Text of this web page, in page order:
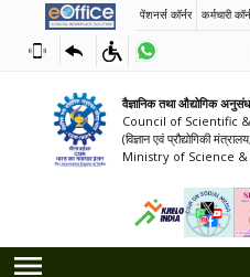
पेंशनर्स कॉर्नर कर्मचारी
वैज्ञानिक तथा औद्योगिक
Council of Scientific
(विज्ञान एवं प्रौद्योगिकी
Ministry of Science